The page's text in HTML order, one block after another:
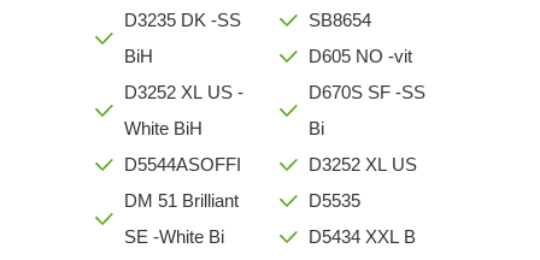
D3235 DK -SS
BiH
D3252 XL US -
White BiH
D5544ASOFFI
DM 51 Brilliant
SE -White Bi
SB8654
D605 NO -vit
D670S SF -SS
Bi
D3252 XL US
D5535
D5434 XXL B